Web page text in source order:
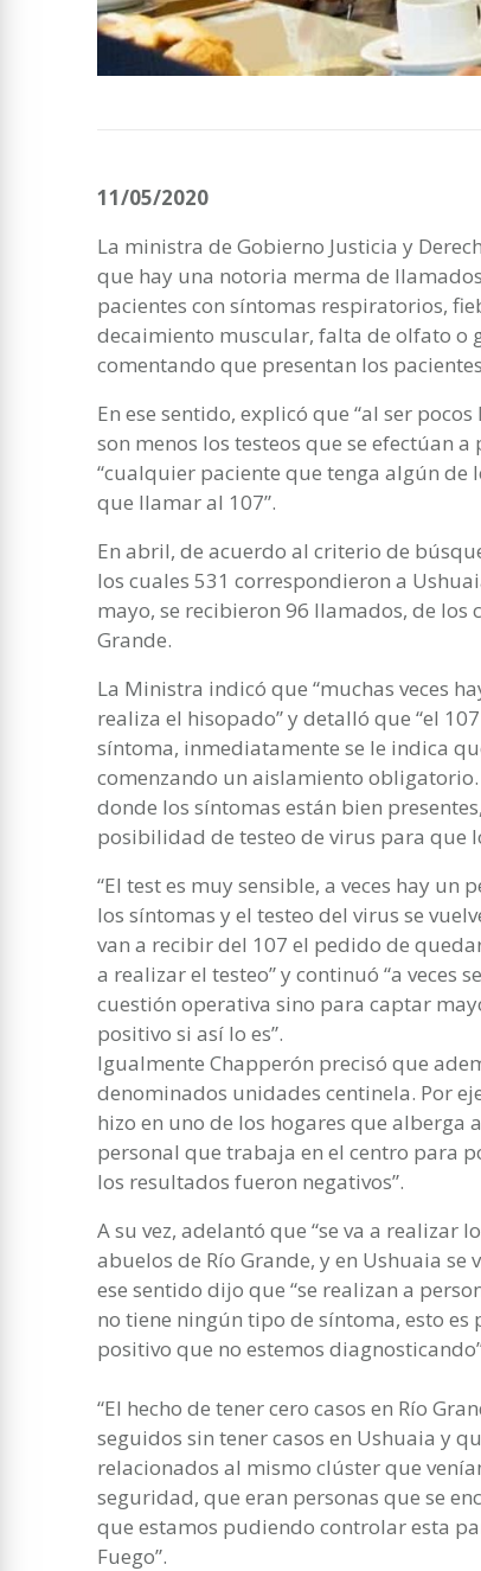
11/05/2020
La ministra de Gobierno Justicia y
que hay una notoria merma de
pacientes con síntomas respiratorios,
decaimiento muscular, falta de olfato o
comentando que presentan los
En ese sentido, explicó que “al ser
son menos los testeos que se efectúan
“cualquier paciente que tenga algún de
que llamar al 107”.
En abril, de acuerdo al criterio de
los cuales 531 correspondieron a
mayo, se recibieron 96 llamados, de los
Grande.
La Ministra indicó que “muchas veces
realiza el hisopado” y detalló que “el
síntoma, inmediatamente se le indica
comenzando un aislamiento
donde los síntomas están bien
posibilidad de testeo de virus para que
“El test es muy sensible, a veces hay
los síntomas y el testeo del virus se
van a recibir del 107 el pedido de
a realizar el testeo” y continuó “a veces
cuestión operativa sino para captar
positivo si así lo es”.
Igualmente Chapperón precisó que
denominados unidades centinela. Por
hizo en uno de los hogares que alberga
personal que trabaja en el centro para
los resultados fueron negativos”.
A su vez, adelantó que “se va a realizar
abuelos de Río Grande, y en Ushuaia se
ese sentido dijo que “se realizan a
no tiene ningún tipo de síntoma, esto
positivo que no estemos
“El hecho de tener cero casos en Río
seguidos sin tener casos en Ushuaia y
relacionados al mismo clúster que
seguridad, que eran personas que se
que estamos pudiendo controlar esta
Fuego”.